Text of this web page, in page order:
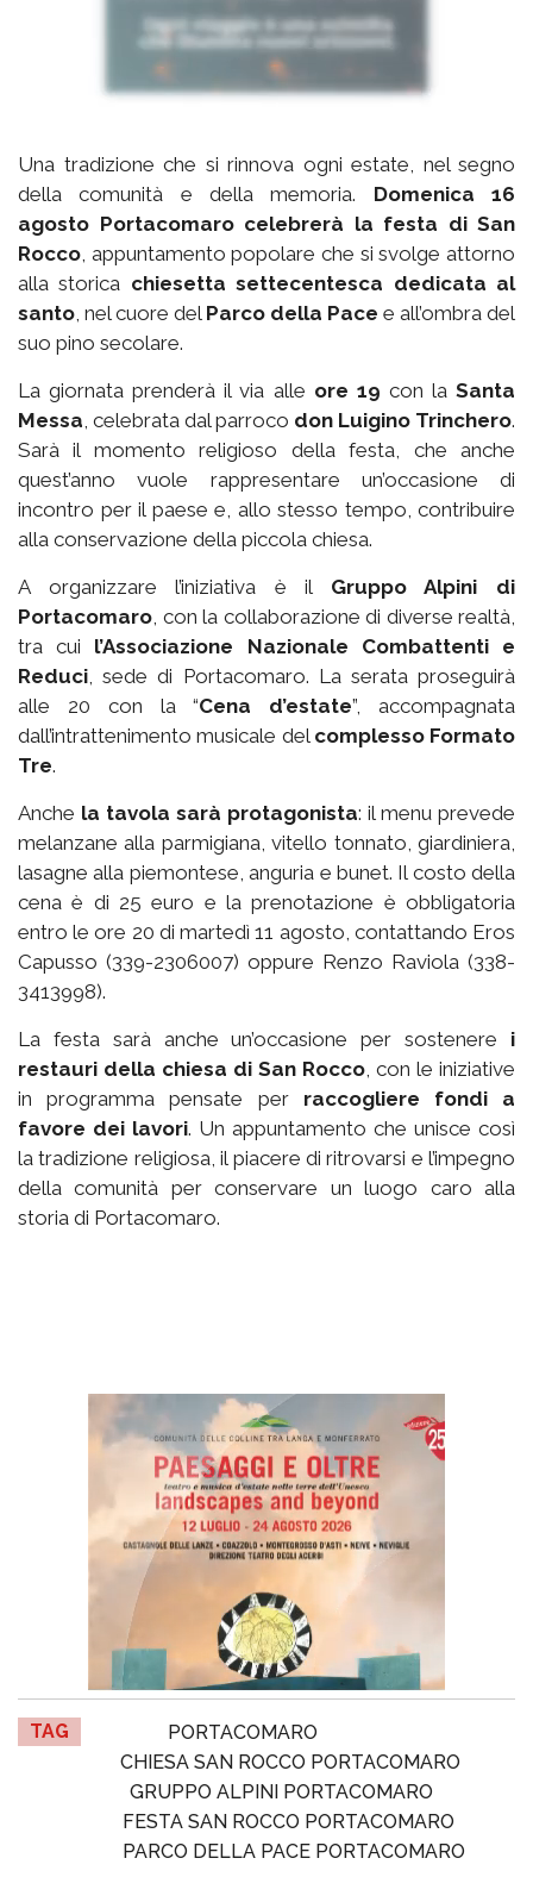
Una tradizione che si rinnova ogni estate, nel segno
della comunità e della memoria. Domenica 16
agosto Portacomaro celebrerà la festa di San
Rocco , appuntamento popolare che si svolge attorno
alla storica chiesetta settecentesca dedicata al
santo , nel cuore del Parco della Pace e all’ombra del
suo pino secolare.
La giornata prenderà il via alle ore 19 con laSanta
Messa , celebrata dal parroco don Luigino Trinchero.
Sarà il momento religioso della festa, che anche
quest’anno vuole rappresentare un’occasione di
incontro per il paese e, allo stesso tempo, contribuire
alla conservazione della piccola chiesa.
A organizzare l’iniziativa è il Gruppo Alpini di
Portacomaro , con la collaborazione di diverse realtà,
tra cui l’Associazione Nazionale Combattenti e
Reduci , sede di Portacomaro. La serata proseguirà
alle 20 con la “Cena d’estate”, accompagnata
dall’intrattenimento musicale del complesso Formato
Tre.
Anche la tavola sarà protagonista: il menu prevede
melanzane alla parmigiana, vitello tonnato, giardiniera,
lasagne alla piemontese, anguria e bunet. Il costo della
cena è di 25 euro e la prenotazione è obbligatoria
entro le ore 20 di martedì 11 agosto, contattando Eros
Capusso (339-2306007) oppure Renzo Raviola (338-
3413998).
La festa sarà anche un’occasione per sostenere i
restauri della chiesa di San Rocco , con le iniziative
in programma pensate per raccogliere fondi a
favore dei lavori. Un appuntamento che unisce così
la tradizione religiosa, il piacere di ritrovarsi e l’impegno
della comunità per conservare un luogo caro alla
storia di Portacomaro.
TAG
PORTACOMARO
CHIESA SAN ROCCO PORTACOMARO
GRUPPO ALPINI PORTACOMARO
FESTA SAN ROCCO PORTACOMARO
PARCO DELLA PACE PORTACOMARO